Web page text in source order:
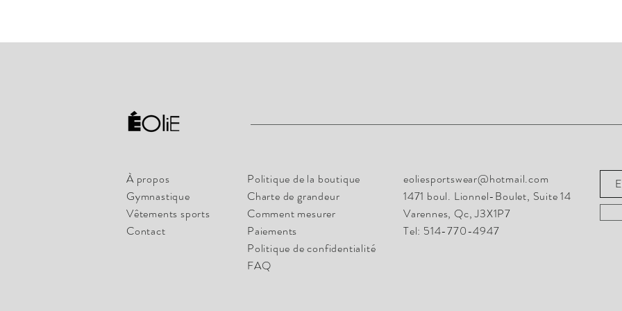
1471 boul. Lionnel-Boulet, Suite 14
Varennes, Qc, J3X1P7
Tel: 514-770-4947
À propos
Gymnastique
Vêtements sports
Contact
Politique de la boutique
Charte de grandeur
Comment mesurer
Paiements
Politique de confidentialité
FAQ
eoliesportswear@hotmail.com
1471 boul. Lionnel-Boulet, Suite 14
Varennes, Qc, J3X1P7
Tel: 514-770-4947